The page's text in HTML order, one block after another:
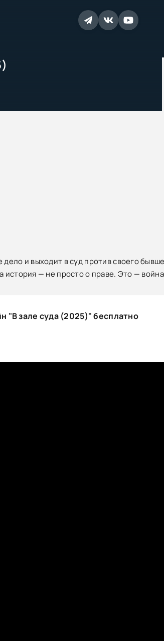
и выходит в суд против своего
— не просто о праве. Это —
"В зале суда (2025)" бесплатно